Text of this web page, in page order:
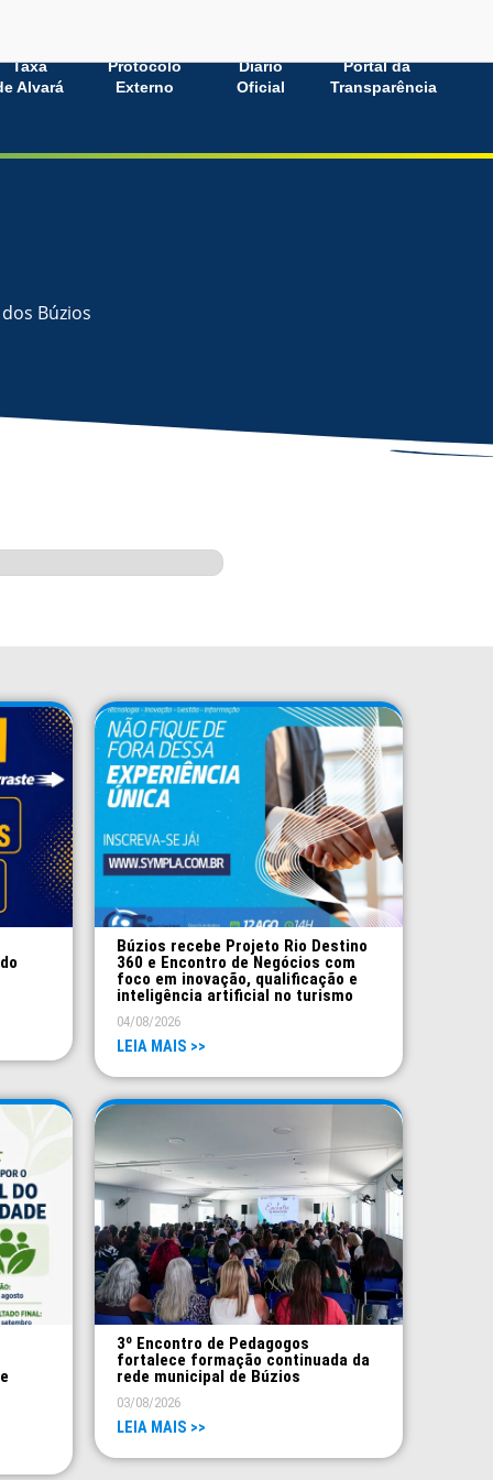
Taxa
Alvará
Protocolo
Externo
Diário
Oficial
Portal da
Transparência
Búzios
Búzios recebe Projeto Rio Destino
360 e Encontro de Negócios com
foco em inovação, qualificação e
inteligência artificial no turismo
04/08/2026
LEIA MAIS >>
3º Encontro de Pedagogos
fortalece formação continuada da
rede municipal de Búzios
03/08/2026
LEIA MAIS >>